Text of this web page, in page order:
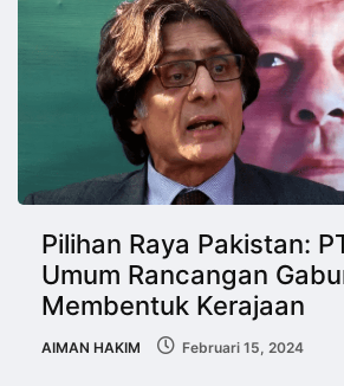
Pilihan Raya Pakistan:
Umum Rancangan
Membentuk Kerajaan
AIMAN HAKIM Februari 15, 2024